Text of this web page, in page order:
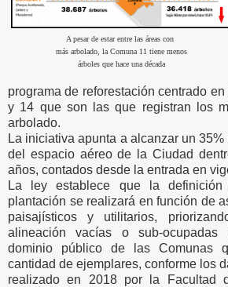
A pesar de estar entre las áreas con
más arbolado, la Comuna 11 tiene menos
árboles que hace una década
programa de reforestación centrado
y 14 que son las que registran los
arbolado.
La iniciativa apunta a alcanzar un
del espacio aéreo de la Ciudad
años, contados desde la entrada en
La ley establece que la
plantación se realizará en función de
paisajísticos y utilitarios,
alineación vacías o sub-
dominio público de las Comunas
cantidad de ejemplares, conforme los
realizado en 2018 por la Facultad